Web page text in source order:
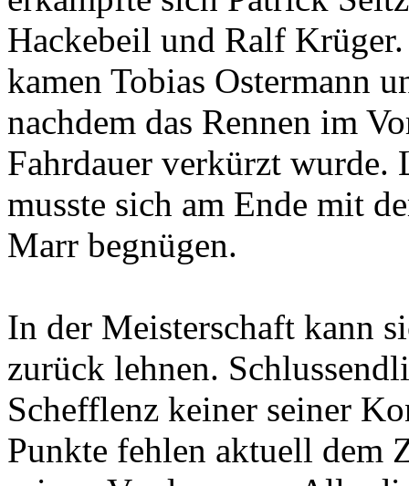
Hackebeil und Ralf
kamen Tobias Ostermann
nachdem das Rennen im
Fahrdauer verkürzt
musste sich am Ende mit
Marr begnügen.
In der Meisterschaft kann
zurück lehnen.
Schefflenz keiner seiner
Punkte fehlen aktuell dem